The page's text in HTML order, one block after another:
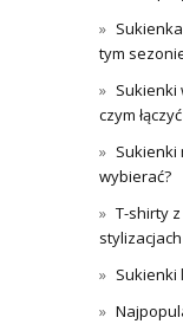
tym
Sukienki
czym
Sukienki
wybierać?
T-shirty
Sukienki